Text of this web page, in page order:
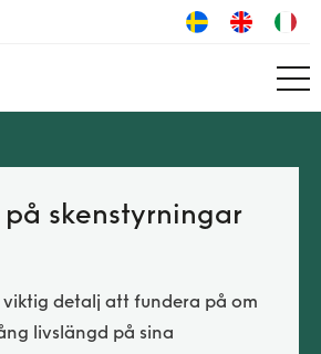
skenstyrningar
detalj att fundera på om
livslängd på sina